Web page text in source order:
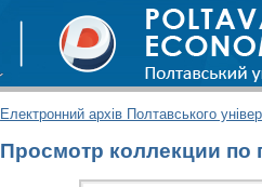
Електронний архів Полтавського
Просмотр коллекции по